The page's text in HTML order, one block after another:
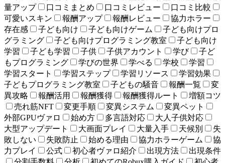
量アップ
口コミまとめ 口コミレビュー
口コミ比較
可愛いスキン
報酬アップ 報酬レビュー
協力ホラー
存在感
子ども向け 子ども向けゲーム
子ども向けプロ
グラミング
子ども向けプログラミング教室
子ども向け
学習
子ども学習 子供 子供アカウント 学び
子ど
もプログラミング
学びの世界 学べる 学校
学習
学習スタート
学習ステップ 学習リソース
学習効果
子どもプログラミング教室
子どもの騒音 報酬一覧
変
異攻略
報酬活用 報酬獲得 報酬獲得ルート
増額コツ
売れ筋NFT
変更手順 変異システム
変異ペット
外部GPUヴァロ
始め方 多言語対応
大人子供対応
大型アップデート
大画面プレイ 大量入手 天候別
失
敗しない
失敗防止 始める理由 協力ホラーゲーム
協
力プレイ
公式 初心者ヴァロ紹介 出現方法
出現条件